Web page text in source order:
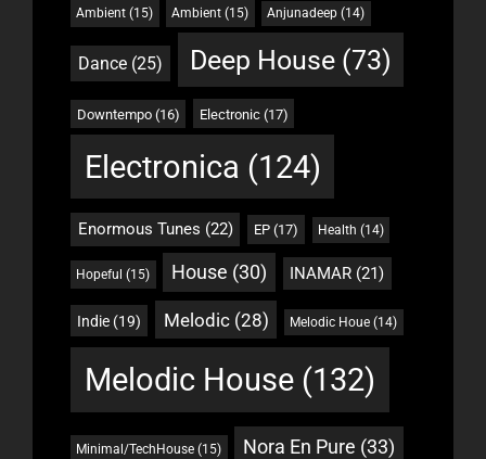
Ambient (15) Ambient (15) Anjunadeep (14)
Dance (25) Deep House(73)
Downtempo(16) Electronic(17)
Electronica (124)
Enormous Tunes (22) EP (17) Health (14)
Hopeful (15) House (30) INAMAR (21)
Indie (19) Melodic(28) Melodic Houe (14)
Melodic House(132)
Minimal/TechHouse (15) Nora En Pure (33)